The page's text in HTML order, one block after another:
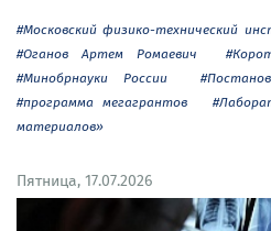
#Московский физико-технический
#Оганов Артем Ромаевич
#Минобрнауки России
#программа мегагрантов
материалов»
Пятница, 17.07.2026